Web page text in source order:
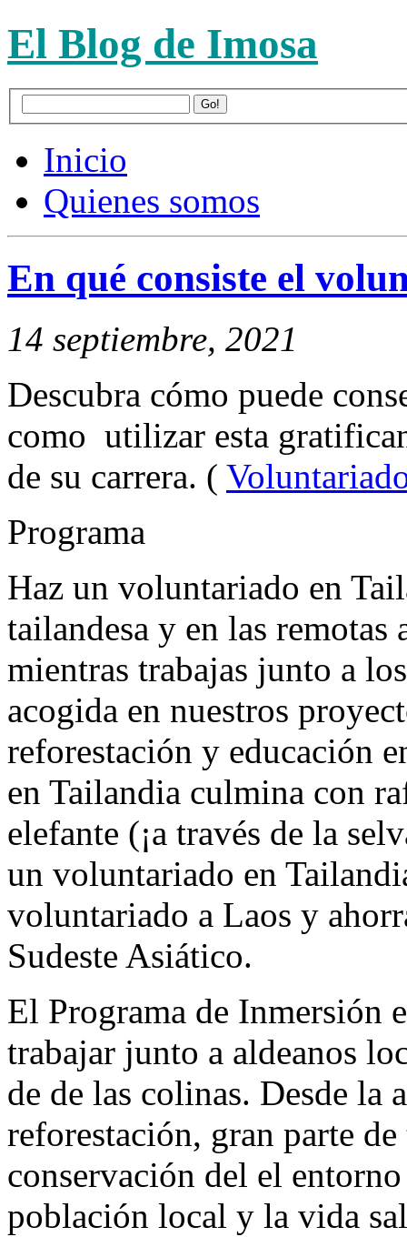
El Blog de Imosa
Inicio
Quienes somos
En qué consiste el
14 septiembre, 2021
Descubra cómo puede
como utilizar esta
de su carrera. (
Programa
Haz un voluntariado en
tailandesa y en las remotas
mientras trabajas junto a
acogida en nuestros
reforestación y educación
en Tailandia culmina con
elefante (¡a través de la
un voluntariado en
voluntariado a Laos y
Sudeste Asiático.
El Programa de Inmersión
trabajar junto a aldeanos
de de las colinas. Desde la
reforestación, gran parte
conservación del el
población local y la vida